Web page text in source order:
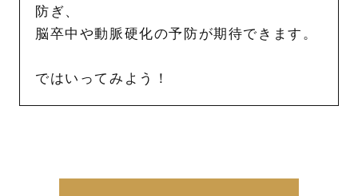
防ぎ、
脳卒中や動脈硬化の予防が期待できます。
ではいってみよう！